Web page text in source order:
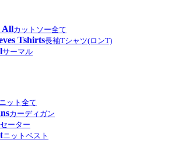
Allカットソー全て
Tshirts長袖Tシャツ(ロンT)
サーマル
ニット全て
カーディガン
セーター
ニットベスト